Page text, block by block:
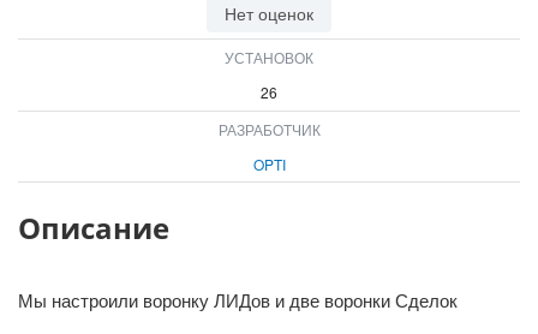
ВХОД
Нет оценок
УСТАНОВОК
26
РАЗРАБОТЧИК
OPTI
Описание
Мы настроили воронку ЛИДов и две воронки Сделок